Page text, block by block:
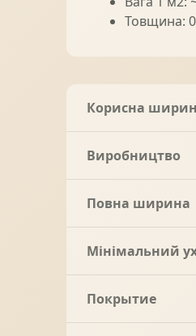
Товщина:
Корисна
Виробництво
Повна ширина
Мінімальний
Покрытие